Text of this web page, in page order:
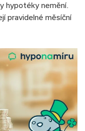
hypotéky nemění.
pravidelné měsíční